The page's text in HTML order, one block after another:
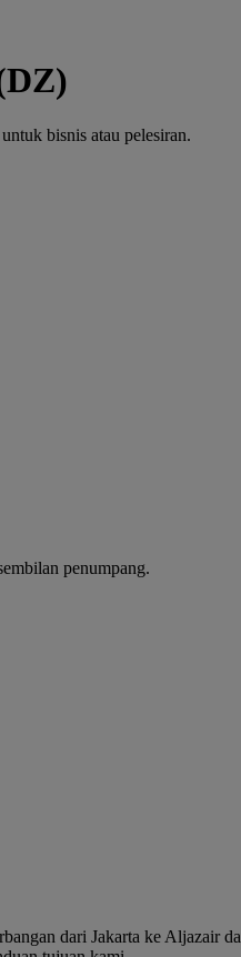
bisnis atau pelesiran.
penumpang.
dari Jakarta ke Aljazair